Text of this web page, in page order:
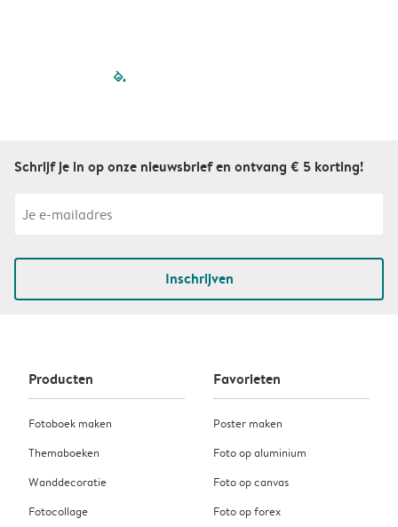
filled-pagination
Schrijf je in op onze nieuwsbrief en ontvang € 5 korting!
Inschrijven
Producten
Fotoboek maken
Themaboeken
Wanddecoratie
Fotocollage
Favorieten
Poster maken
Foto op aluminium
Foto op canvas
Foto op forex